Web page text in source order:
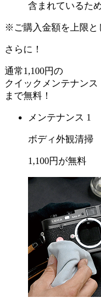
含まれているた
※ご購入金額を上限と
さらに！
通常1,100円の
クイックメンテナンス
まで無料 ！
メンテナンス 1
ボディ外観清掃
1,100円が無料